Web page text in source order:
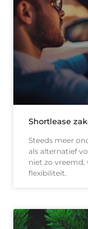
Shortlease
Steeds meer
als alternatief
niet zo
flexibiliteit.